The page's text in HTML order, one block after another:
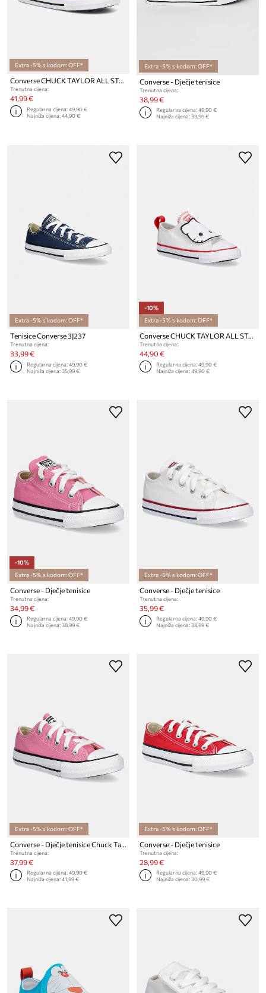
Extra -5% s kodom: OFF*
Converse CHUCK TAYLOR ALL STAR 2V HELLO KITTY tenisice za djecu
Trenutna cijena:
41,99 €
Regularna cijena:49,90 €
Najniža cijena:44,90 €
Extra -5% s kodom: OFF*
Converse - Dječje tenisice
Trenutna cijena:
38,99 €
Regularna cijena:49,90 €
Najniža cijena:39,99 €
Extra -5% s kodom: OFF*
Tenisice Converse 3J237
Trenutna cijena:
33,99 €
Regularna cijena:49,90 €
Najniža cijena:35,99 €
-10%
Extra -5% s kodom: OFF*
Converse CHUCK TAYLOR ALL STAR 2V HELLO KITTY tenisice za djecu
Trenutna cijena:
44,90 €
Regularna cijena:49,90 €
Najniža cijena:49,90 €
-10%
Extra -5% s kodom: OFF*
Converse - Dječje tenisice
Trenutna cijena:
34,99 €
Regularna cijena:49,90 €
Najniža cijena:38,99 €
Extra -5% s kodom: OFF*
Converse - Dječje tenisice
Trenutna cijena:
35,99 €
Regularna cijena:49,90 €
Najniža cijena:38,99 €
Extra -5% s kodom: OFF*
Converse - Dječje tenisice Chuck Taylor All Star
Trenutna cijena:
37,99 €
Regularna cijena:49,90 €
Najniža cijena:41,99 €
Extra -5% s kodom: OFF*
Converse - Dječje tenisice
Trenutna cijena:
28,99 €
Regularna cijena:49,90 €
Najniža cijena:30,99 €